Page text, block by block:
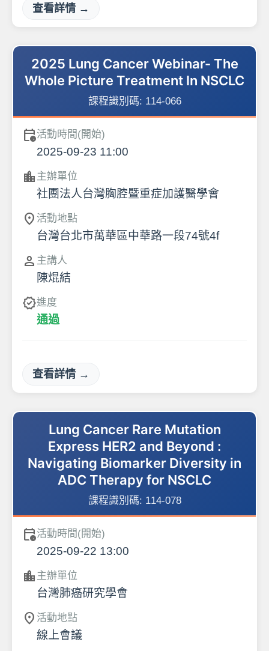
查看詳情 →
2025 Lung Cancer Webinar- The
Whole Picture Treatment In NSCLC
課程識別碼: 114-066
calendar_clock活動時間(開始)
2025-09-23 11:00
location_city 主辦單位
社團法人台灣胸腔暨重症加護醫學會
location_on 活動地點
台灣台北市萬華區中華路一段74號4f
person 主講人
陳焜結
verified進度
通過
查看詳情 →
Lung Cancer Rare Mutation
Express HER2 and Beyond :
Navigating Biomarker Diversity in
ADC Therapy for NSCLC
課程識別碼: 114-078
calendar_clock活動時間(開始)
2025-09-22 13:00
location_city 主辦單位
台灣肺癌研究學會
location_on 活動地點
線上會議